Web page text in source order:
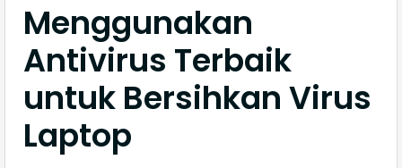
Menggunakan
Antivirus Terbaik
untuk Bersihkan Virus
Laptop